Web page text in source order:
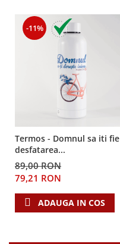
-11%
Termos - Domnul sa iti fie
desfatarea...
89,00 RON
79,21 RON
ADAUGA IN COS